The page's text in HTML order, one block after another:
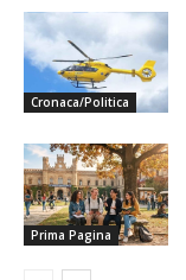
Cronaca/Politica
Prima Pagina